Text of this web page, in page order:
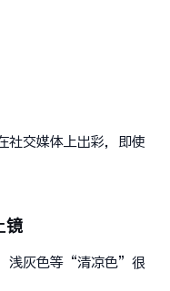
交媒体上出彩，即使
镜
浅灰色等“清凉色”很